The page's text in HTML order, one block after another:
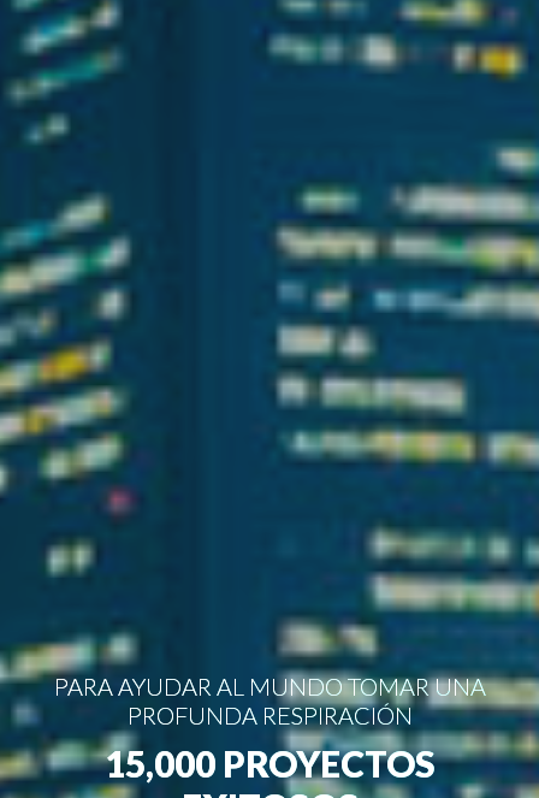
PARA AYUDAR AL MUNDO TOMAR UNA
PROFUNDA RESPIRACIÓN
15,000 PROYECTOS